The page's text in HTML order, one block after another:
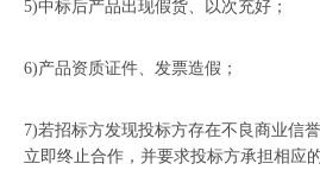
5)中标后产品出现假货、以次充好；
6)产品资质证件、发票造假；
7)若招标方发现投标方存在不良商业信
立即终止合作，并要求投标方承担相应